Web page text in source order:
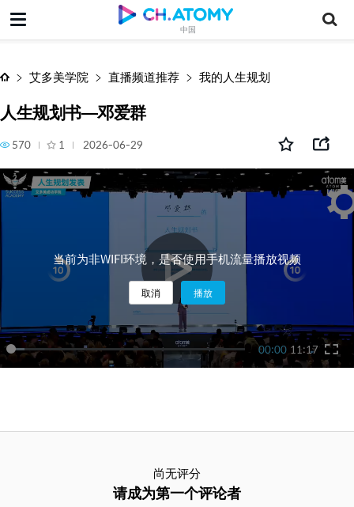
中国
人生规划书—邓爱群
艾多美学院 直播频道推荐 我的人生规划
人生规划书—邓爱群
570 1 2026-06-29
00:00 11:17
当前为非WIFI环境，是否使用手机流量播放视频
取消 播放
尚无评分
请成为第一个评论者